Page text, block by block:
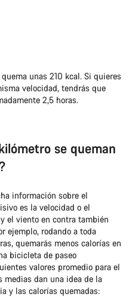
unas 210 kcal. Si quieres
velocidad, tendrás que
2,5 horas.
se queman
información sobre el
es la velocidad o el
el viento en contra también
ejemplo, rodando a toda
quemarás menos calorías en
bicicleta de paseo
valores promedio para el
medias dan una idea de la
y las calorías quemadas: